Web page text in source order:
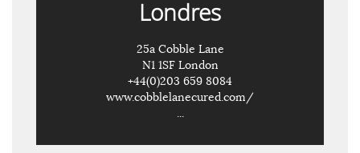
Londres
25a Cobble Lane
N1 1SF London
+44(0)203 659 8084
www.cobblelanecured.com/
...